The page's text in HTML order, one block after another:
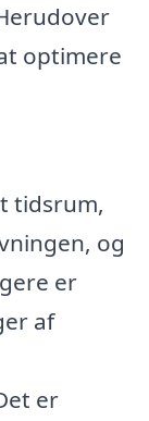
optimere
tidsrum,
og
er
af
er